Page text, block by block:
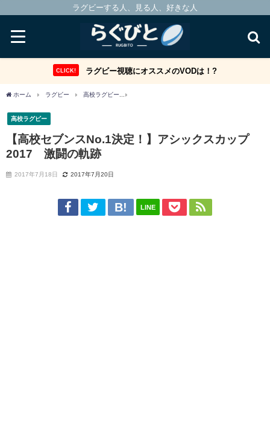
ラグビーする人、見る人、好きな人
CLICK! ラグビー視聴にオススメのVODは！?
ホーム ラグビー 高校ラグビー
高校ラグビー
【高校セブンスNo.1決定！】アシックスカップ
2017 激闘の軌跡
2017年7月18日 2017年7月20日
LINE